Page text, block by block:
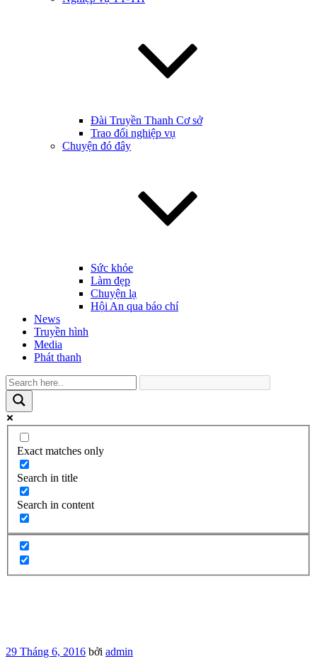
Đài Truyền Thanh Cơ sở
Trao đổi nghiệp vụ
Chuyện đó đây
Sức khỏe
Làm đẹp
Chuyện lạ
Hội An qua báo chí
News
Truyền hình
Media
Phát thanh
Exact matches only
Search in title
Search in content
Đăng
29 Tháng 6, 2016 bởi admin